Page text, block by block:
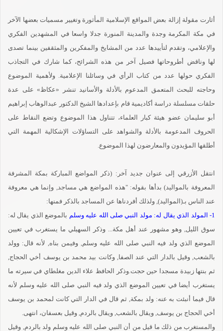
أثارت مقولة إزالة بعض المواقع الإسلامية المأثورة وتغيير مسميات بعضها الآخر
في مكة المكرمة وجدة والمدينة المنورة جدلا واسعا في المشهدين الفكري
والإعلامي، وتقدم لتأييدها عدد من المشايخ والمفكرين والمثقفين بينما تصدى
لها وناقض أطروحاتها فصيل آخر من هذه الشرائح، كما شارك في التجاذب
الفكري حولها عدد من كتاب الرأي في وسائلنا الإعلامية. ولأهمية الموضوع
وحاجته للبحث المتعمق المدعوم بالأدلة والأسانيد تنشر «عكاظ» على عدة
حلقات مسلسلة دراسة أكاديمية قام بإعدادها الشيخ الدكتور عبدالوهاب إبراهيم
أبو سليمان عضو هيئة كبار العلماء، تتناول هذا الموضوع وتضع النقاط على
الحروف المدعومة بالأدلة والشواهد على التساؤلات الإشكالية المهمة التي
أطلقها المؤيدون والمعارضون لهذا الموضوع.
انتقل الأزرقي إلى عنوان جديد آخر: (ذكر المواضع المباركة بمكة المشرفة
المعروفة بالمواليد) بدأها بقوله: "هذه المواضع هي مساجد, وإنما هي معروفة
عند الناس بـ(المواليد), ولذلك أفردناها عن المساجد بالذكر فمنها:
1- المولد الذي يقال له: مولد النبي صلى الله عليه وسلم
بالموضع الذي يقال له:
سوق الليل, وهو مشهور عند أهل مكة... وذكر السهيلي ما يستغرب في تعيين
الموضع الذي ولد فيه النبي صلى الله عليه وسلم, وفيمن بناه, لأنه قال: وولد
بالشعب, وقيل بالدار التي عند الصفا, وكانت بيد محمد بن يوسف أخي الحجاج,
ثم بنتها زبيدة مسجدا حين حجت.وذكر الحافظ علاء الدين مغلطاي في سيرته ما
يستغرب أيضا في تعيين الموضع الذي ولد فيه النبي صلى الله عليه وسلم لأنه
قال فيما أنبئت به عنه: ولد بمكة, ثم قال في الدار التي كانت لمحمد بن يوسف
أخي الحجاج بن يوسف, ويقال بالشعب, ويقال بالردم, وقيل بعسفان، انتهى.
والمستغرب من ذلك ما قيل من أن النبي صلى الله عليه وسلم ولد بالردم, وقيل